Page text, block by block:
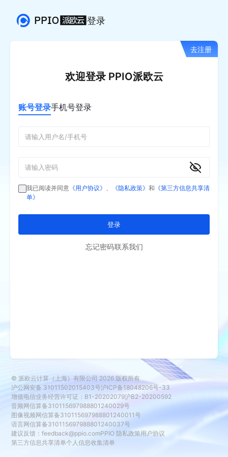
登录
去注册
欢迎登录 PPIO派欧云
账号登录手机号登录
我已阅读并同意 《用户协议》 、 《隐私政策》 和 《第三方信息共享清
单》
登录
忘记密码联系我们
© 派欧云计算（上海）有限公司 2026 版权所有
沪公网安备 31011502015403号沪ICP备18048206号-33
增值电信业务经营许可证：B1-20202079沪B2-20200592
音频网信算备310115697988801240029号
图像视频网信算备310115697988801240011号
语言网信算备310115697988801240037号
建议反馈：feedback@ppio.comPPIO 隐私政策用户协议
第三方信息共享清单个人信息收集清单